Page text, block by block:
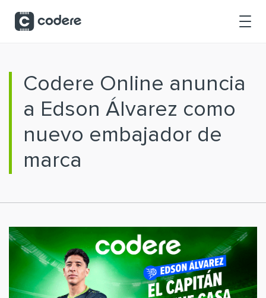
Codere Online anuncia
a Edson Álvarez como
nuevo embajador de
marca